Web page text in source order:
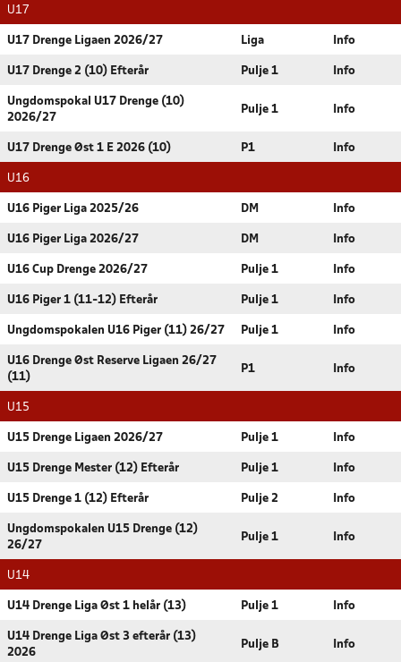
U17
U17 Drenge Ligaen 2026/27 Liga Info
U17 Drenge 2 (10) Efterår Pulje 1 Info
Ungdomspokal U17 Drenge (10)
2026/27
Pulje 1 Info
U17 Drenge Øst 1 E 2026 (10) P1 Info
U16
U16 Piger Liga 2025/26 DM Info
U16 Piger Liga 2026/27 DM Info
U16 Cup Drenge 2026/27 Pulje 1 Info
U16 Piger 1 (11-12) Efterår Pulje 1 Info
Ungdomspokalen U16 Piger (11) 26/27 Pulje 1 Info
U16 Drenge Øst Reserve Ligaen 26/27
(11)
P1 Info
U15
U15 Drenge Ligaen 2026/27 Pulje 1 Info
U15 Drenge Mester (12) Efterår Pulje 1 Info
U15 Drenge 1 (12) Efterår Pulje 2 Info
Ungdomspokalen U15 Drenge (12)
26/27
Pulje 1 Info
U14
U14 Drenge Liga Øst 1 helår (13) Pulje 1 Info
U14 Drenge Liga Øst 3 efterår (13)
2026
Pulje B Info